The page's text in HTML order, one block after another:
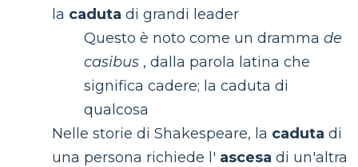
la caduta di grandi leader
Questo è noto come un dramma de
casibus , dalla parola latina che
significa cadere; la caduta di
qualcosa
Nelle storie di Shakespeare, la caduta di
una persona richiede l' ascesa di un'altra